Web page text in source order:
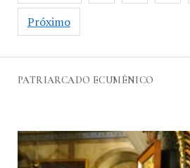
PATRIARCADO ECUMÊNICO
Próximo